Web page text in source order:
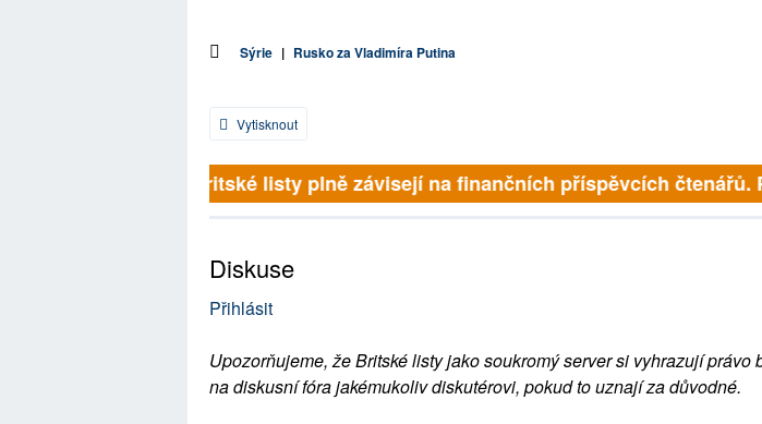
Sýrie | Rusko za Vladimíra Putina
Vytisknout
Britské listy plně závisejí na finančních příspěvcích čtenářů.
Diskuse
Přihlásit
Upozorňujeme, že Britské listy jako soukromý server si vyhrazují právo
na diskusní fóra jakémukoliv diskutérovi, pokud to uznají za důvodné.